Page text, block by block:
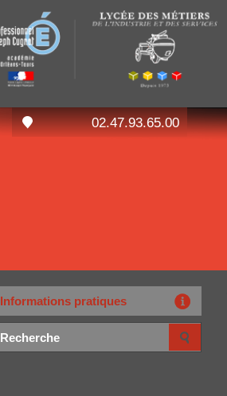
02.47.93.65.00
Informations pratiques